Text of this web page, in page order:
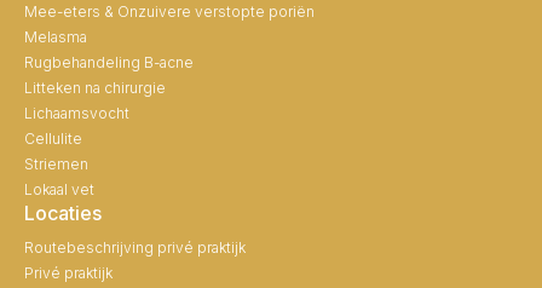
Mee-eters & Onzuivere verstopte poriën
Melasma
Rugbehandeling B-acne
Litteken na chirurgie
Lichaamsvocht
Cellulite
Striemen
Lokaal vet
Locaties
Routebeschrijving privé praktijk
Privé praktijk